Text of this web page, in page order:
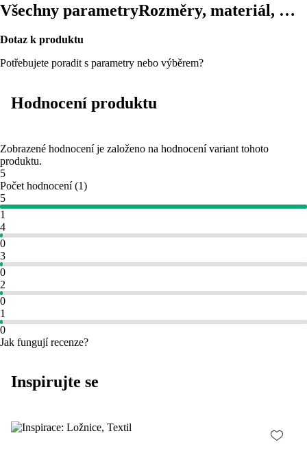
Všechny parametryRozměry, materiál, …
Dotaz k produktu
Potřebujete poradit s parametry nebo výběrem?
Hodnocení produktu
Zobrazené hodnocení je založeno na hodnocení variant tohoto
produktu.
5
Počet hodnocení(1)
5
1
4
0
3
0
2
0
1
0
Jak fungují recenze?
Inspirujte se